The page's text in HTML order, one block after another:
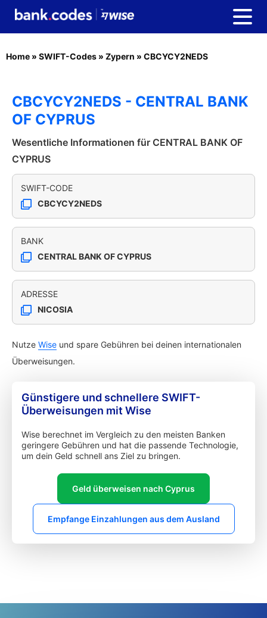
Home » SWIFT-Codes » Zypern » CBCYCY2NEDS
CBCYCY2NEDS - CENTRAL BANK
OF CYPRUS
Wesentliche Informationen für CENTRAL BANK OF
CYPRUS
SWIFT-CODE
CBCYCY2NEDS
BANK
CENTRAL BANK OF CYPRUS
ADRESSE
NICOSIA
Nutze Wise und spare Gebühren bei deinen internationalen
Überweisungen.
Günstigere und schnellere SWIFT-
Überweisungen mit Wise
Wise berechnet im Vergleich zu den meisten Banken
geringere Gebühren und hat die passende Technologie,
um dein Geld schnell ans Ziel zu bringen.
Geld überweisen nach Cyprus
Empfange Einzahlungen aus dem Ausland